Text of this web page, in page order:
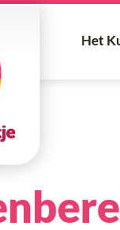
Het